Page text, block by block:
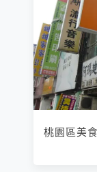
桃園區美